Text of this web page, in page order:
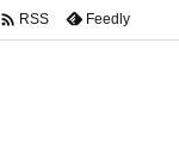
 RSS Feedly